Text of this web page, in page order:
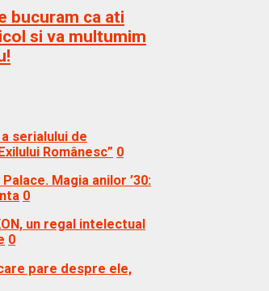
bucuram ca ati
si va multumim
serialului de
Românesc” 0
Magia anilor ’30:
0
un regal intelectual
0
pare despre ele,